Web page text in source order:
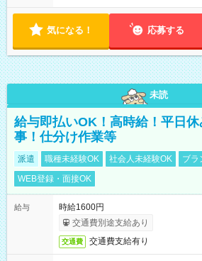
気になる！ 応募する
未読
給与即払いOK！高時給！平日
事！仕分け作業等
派遣 職種未経験OK 社会人未経験OK
ブラ
WEB登録・面接OK
給与
時給1600円
交通費別途支給あり
交通費 交通費支給有り